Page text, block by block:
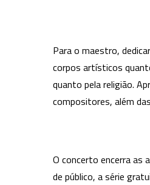
Para o maestro,
corpos artísticos
quanto pela religião.
compositores, além
O concerto encerra as
de público, a série